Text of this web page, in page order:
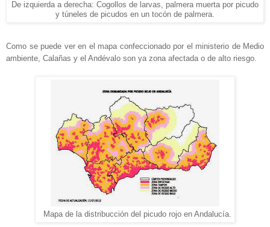
De izquierda a derecha: Cogollos de larvas, palmera muerta por picudo
y túneles de picudos en un tocón de palmera.
Como se puede ver en el mapa confeccionado por el ministerio de Medio
ambiente, Calañas y el Andévalo son ya zona afectada o de alto riesgo.
Mapa de la distribucción del picudo rojo en Andalucía.